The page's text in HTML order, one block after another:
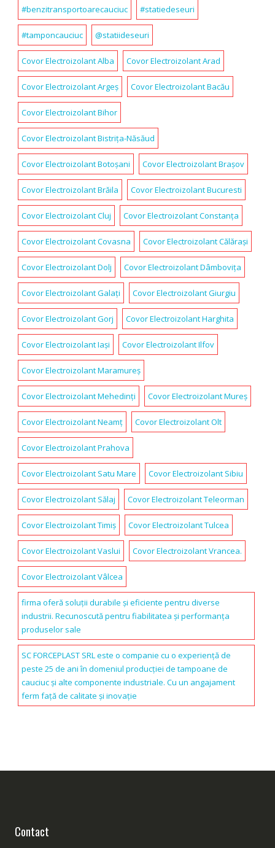
#benzitransportoarecauciuc #statiedeseuri
#tamponcauciuc @statiideseuri
Covor Electroizolant Alba Covor Electroizolant Arad
Covor Electroizolant Argeș Covor Electroizolant Bacău
Covor Electroizolant Bihor
Covor Electroizolant Bistrița-Năsăud
Covor Electroizolant Botoșani Covor Electroizolant Brașov
Covor Electroizolant Brăila Covor Electroizolant Bucuresti
Covor Electroizolant Cluj Covor Electroizolant Constanța
Covor Electroizolant Covasna Covor Electroizolant Călărași
Covor Electroizolant Dolj Covor Electroizolant Dâmbovița
Covor Electroizolant Galați Covor Electroizolant Giurgiu
Covor Electroizolant Gorj Covor Electroizolant Harghita
Covor Electroizolant Iași Covor Electroizolant Ilfov
Covor Electroizolant Maramureș
Covor Electroizolant Mehedinți Covor Electroizolant Mureș
Covor Electroizolant Neamț Covor Electroizolant Olt
Covor Electroizolant Prahova
Covor Electroizolant Satu Mare Covor Electroizolant Sibiu
Covor Electroizolant Sălaj Covor Electroizolant Teleorman
Covor Electroizolant Timiș Covor Electroizolant Tulcea
Covor Electroizolant Vaslui Covor Electroizolant Vrancea.
Covor Electroizolant Vâlcea
firma oferă soluții durabile și eficiente pentru diverse
industrii. Recunoscută pentru fiabilitatea și performanța
produselor sale
SC FORCEPLAST SRL este o companie cu o experiență de
peste 25 de ani în domeniul producției de tampoane de
cauciuc și alte componente industriale. Cu un angajament
ferm față de calitate și inovație
Contact